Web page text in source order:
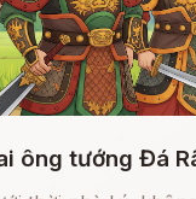
ông tướng Đá